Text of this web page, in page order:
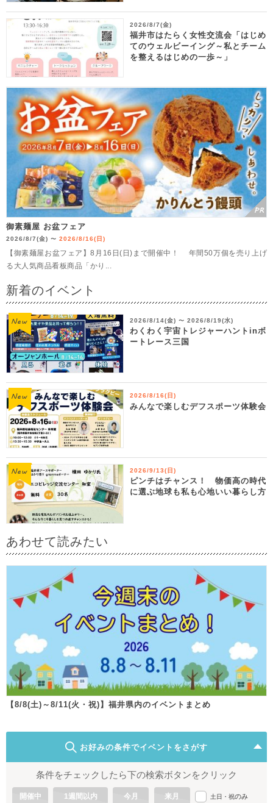
2026/8/7(金)
福井市はたらく女性交流会「はじめ
てのウェルビーイング～私とチーム
を整えるはじめの一歩～」
御素麺屋 お盆フェア
2026/8/7(金) 〜 2026/8/16(日)
【御素麺屋お盆フェア】8月16日(日)まで開催中！ 年間50万個を売り上げ
る大人気商品看板商品「かり...
新着のイベント
2026/8/14(金) 〜 2026/8/19(水)
わくわく宇宙トレジャーハントinボ
ートレース三国
2026/8/16(日)
みんなで楽しむデフスポーツ体験会
2026/9/13(日)
ピンチはチャンス！ 物価高の時代
に選ぶ地球も私も心地いい暮らし方
あわせて読みたい
【8/8(土)～8/11(火・祝)】福井県内のイベントまとめ
お好みの条件でイベントをさがす
条件をチェックしたら下の検索ボタンをクリック
開催中 1週間以内 今月 来月 土日・祝のみ